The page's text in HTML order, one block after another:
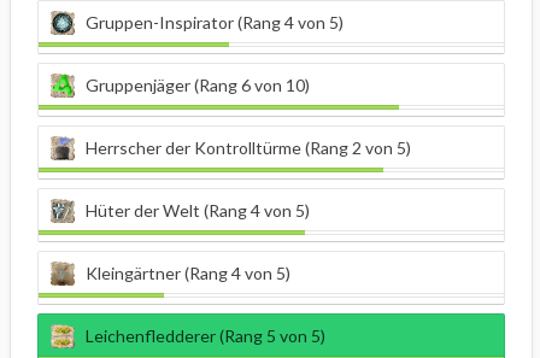
Gruppen-Inspirator (Rang 4 von 5)
Gruppenjäger (Rang 6 von 10)
Herrscher der Kontrolltürme (Rang 2 von 5)
Hüter der Welt (Rang 4 von 5)
Kleingärtner (Rang 4 von 5)
Leichenfledderer (Rang 5 von 5)